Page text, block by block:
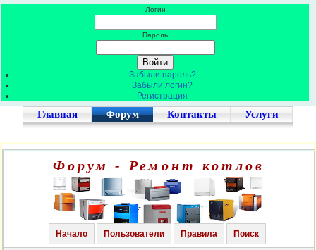
Логин
Пароль
Забыли пароль?
Забыли логин?
Регистрация
Главная Форум Контакты Услуги
Форум - Ремонт котлов
Начало Пользователи Правила Поиск